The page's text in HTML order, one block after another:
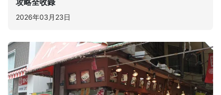
攻略全收錄
2026年03月23日